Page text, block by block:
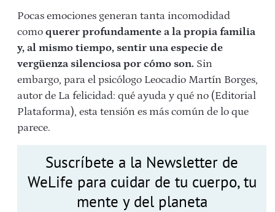
Pocas emociones generan tanta incomodidad
como querer profundamente a la propia familia
y, al mismo tiempo, sentir una especie de
vergüenza silenciosa por cómo son. Sin
embargo, para el psicólogo Leocadio Martín Borges,
autor de La felicidad: qué ayuda y qué no (Editorial
Plataforma), esta tensión es más común de lo que
parece.
Suscríbete a la Newsletter de
WeLife para cuidar de tu cuerpo, tu
mente y del planeta